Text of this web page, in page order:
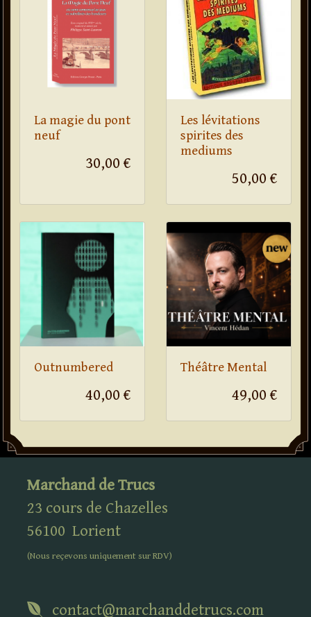
La magie du pont
neuf
30,00 €
Les lévitations
spirites des
mediums
50,00 €
Outnumbered
40,00 €
Théâtre Mental
49,00 €
Marchand de Trucs
23 cours de Chazelles
56100 Lorient
(Nous reçevons uniquement surRDV)
contact@marchanddetrucs.com